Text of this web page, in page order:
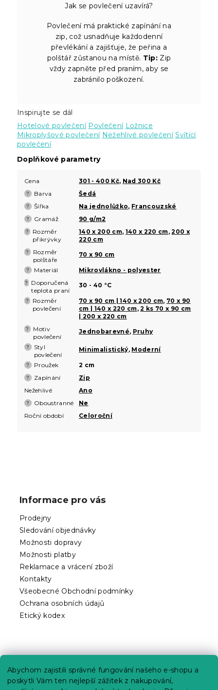
Abychom zajistili správné fungování našeho e-shopu a
poskytli Vám ten nejlepší zážitek z nakupování,
Jak se povlečení uzavírá?
Povlečení má praktické zapínání na
zip, což usnadňuje každodenní
převlékání a zajišťuje, že peřina a
polštář zůstanou na místě. Tip: Zip
vždy zapněte před praním, aby se
zabránilo poškození.
Inspirujte se dál
Hotelové povlečení Povlečení Ložnice
Mikroplyšové povlečení Nežehlivé povlečení Svítící
povlečení
Doplňkové parametry
Cena 301 - 400 Kč, Nad 300 Kč
? Barva Šedá
? Šířka Na jednolůžko, Francouzské
? Gramáž 90 g/m2
?
Rozměr
přikrývky
140 x 200 cm, 140 x 220 cm,200 x
220 cm
?
Rozměr
polštáře
70 x 90 cm
? Materiál Mikrovlákno - polyester
?
Doporučená
teplota praní
30 - 40 °C
?
Rozměr
povlečení
70 x 90 cm | 140 x 200 cm, 70 x 90
cm | 140 x 220 cm,2 ks 70 x 90 cm
| 200 x 220 cm
?
Motiv
povlečení
Jednobarevné, Pruhy
?
Styl
povlečení
Minimalistický, Moderní
? Proužek 2 cm
? Zapínání
Zip
Nežehlivé
Ano
? Oboustranné
Ne
Roční období
Celoroční
Informace pro vás
Prodejny
Sledování objednávky
Možnosti dopravy
Možnosti platby
Reklamace a vrácení zboží
Kontakty
Všeobecné Obchodní podmínky
Ochrana osobních údajů
Etický kodex
Kariéra